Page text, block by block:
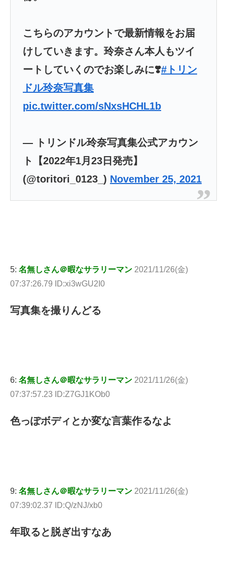
こちらのアカウントで最新情報をお届
けしていきます。玲奈さん本人もツイ
ートしていくのでお楽しみに❣️#トリン
ドル玲奈写真集
pic.twitter.com/sNxsHCHL1b
— トリンドル玲奈写真集公式アカウン
ト【2022年1月23日発売】
(@toritori_0123_) November 25, 2021
5: 名無しさん＠暇なサラリーマン 2021/11/26(金)
07:37:26.79 ID:xi3wGU2I0
写真集を撮りんどる
6: 名無しさん＠暇なサラリーマン 2021/11/26(金)
07:37:57.23 ID:Z7GJ1KOb0
色っぽボディとか変な言葉作るなよ
9: 名無しさん＠暇なサラリーマン 2021/11/26(金)
07:39:02.37 ID:Q/zNJ/xb0
年取ると脱ぎ出すなあ